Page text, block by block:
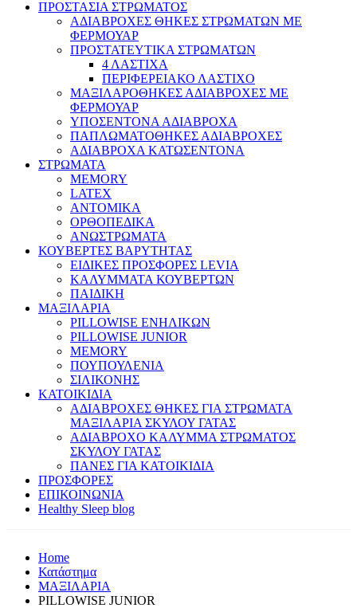
ΠΡΟΣΤΑΣΙΑ ΣΤΡΩΜΑΤΟΣ
ΑΔΙΑΒΡΟΧΕΣ ΘΗΚΕΣ ΣΤΡΩΜΑΤΩΝ ΜΕ
ΦΕΡΜΟΥΑΡ
ΠΡΟΣΤΑΤΕΥΤΙΚΑ ΣΤΡΩΜΑΤΩΝ
4 ΛΑΣΤΙΧΑ
ΠΕΡΙΦΕΡΕΙΑΚΟ ΛΑΣΤΙΧΟ
ΜΑΞΙΛΑΡΟΘΗΚΕΣ ΑΔΙΑΒΡΟΧΕΣ ΜΕ
ΦΕΡΜΟΥΑΡ
ΥΠΟΣΕΝΤΟΝΑ ΑΔΙΑΒΡΟΧΑ
ΠΑΠΛΩΜΑΤΟΘΗΚΕΣ ΑΔΙΑΒΡΟΧΕΣ
ΑΔΙΑΒΡΟΧΑ ΚΑΤΩΣΕΝΤΟΝΑ
ΣΤΡΩΜΑΤΑ
MEMORY
LATEX
ΑΝΤΟΜΙΚΑ
ΟΡΘΟΠΕΔΙΚΑ
ΑΝΩΣΤΡΩΜΑΤΑ
ΚΟΥΒΕΡΤΕΣ ΒΑΡΥΤΗΤΑΣ
ΕΙΔΙΚΕΣ ΠΡΟΣΦΟΡΕΣ LEVIA
ΚΑΛΥΜΜΑΤΑ ΚΟΥΒΕΡΤΩΝ
ΠΑΙΔΙΚΗ
ΜΑΞΙΛΑΡΙΑ
PILLOWISE ΕΝΗΛΙΚΩΝ
PILLOWISE JUNIOR
MEMORY
ΠΟΥΠΟΥΛΕΝΙΑ
ΣΙΛΙΚΟΝΗΣ
ΚΑΤΟΙΚΙΔΙΑ
ΑΔΙΑΒΡΟΧΕΣ ΘΗΚΕΣ ΓΙΑ ΣΤΡΩΜΑΤΑ
ΜΑΞΙΛΑΡΙΑ ΣΚΥΛΟΥ ΓΑΤΑΣ
ΑΔΙΑΒΡΟΧΟ ΚΑΛΥΜΜΑ ΣΤΡΩΜΑΤΟΣ
ΣΚΥΛΟΥ ΓΑΤΑΣ
ΠΑΝΕΣ ΓΙΑ ΚΑΤΟΙΚΙΔΙΑ
ΠΡΟΣΦΟΡΕΣ
ΕΠΙΚΟΙΝΩΝΙΑ
Healthy Sleep blog
Home
Κατάστημα
ΜΑΞΙΛΑΡΙΑ
PILLOWISE JUNIOR